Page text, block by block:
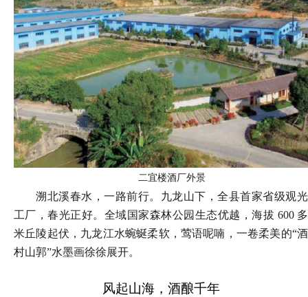
二宜楼酒厂外景
溯北溪春水，一路前行。九龙山下，全县首家省级观光
工厂，春光正好。全域国家森林公园生态优越，海拔 600 多
米丘陵起伏， 九龙江水蜿蜒柔软，莺语呢喃，一卷柔美的“酒
村山郭”水墨画徐徐展开。
风起山海，酒酿千年